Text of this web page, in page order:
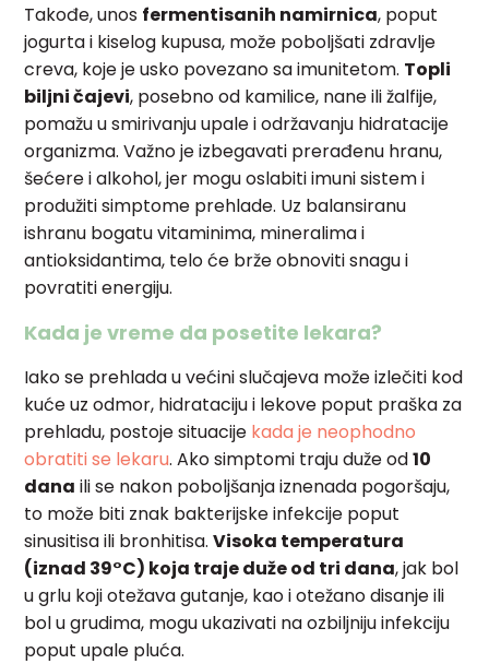
Takođe, unos fermentisanih namirnica, poput
jogurta i kiselog kupusa, može poboljšati zdravlje
creva, koje je usko povezano sa imunitetom. Topli
biljni čajevi, posebno od kamilice, nane ili žalfije,
pomažu u smirivanju upale i održavanju hidratacije
organizma. Važno je izbegavati prerađenu hranu,
šećere i alkohol, jer mogu oslabiti imuni sistem i
produžiti simptome prehlade. Uz balansiranu
ishranu bogatu vitaminima, mineralima i
antioksidantima, telo će brže obnoviti snagu i
povratiti energiju.
Kada je vreme da posetite lekara?
Iako se prehlada u većini slučajeva može izlečiti kod
kuće uz odmor, hidrataciju i lekove poput praška za
prehladu, postoje situacije kada je neophodno
obratiti se lekaru. Ako simptomi traju duže od10
dana ili se nakon poboljšanja iznenada pogoršaju,
to može biti znak bakterijske infekcije poput
sinusitisa ili bronhitisa.Visoka temperatura
(iznad 39°C) koja traje duže od tri dana, jak bol
u grlu koji otežava gutanje, kao i otežano disanje ili
bol u grudima, mogu ukazivati na ozbiljniju infekciju
poput upale pluća.